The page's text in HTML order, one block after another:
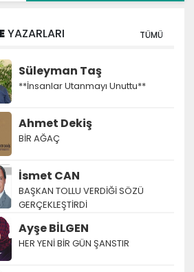
YAZARLARI TÜMÜ
Süleyman Taş
**İnsanlar Utanmayı Unuttu**
Ahmet Dekiş
BİR AĞAÇ
İsmet CAN
BAŞKAN TOLLU VERDİĞİ SÖZÜ
GERÇEKLEŞTİRDİ
Ayşe BİLGEN
HER YENİ BİR GÜN ŞANSTIR